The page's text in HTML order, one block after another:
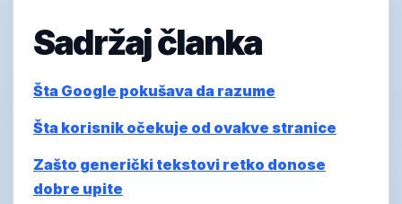
Sadržaj članka
Šta Google pokušava da razume
Šta korisnik očekuje od ovakve stranice
Zašto generički tekstovi retko donose
dobre upite